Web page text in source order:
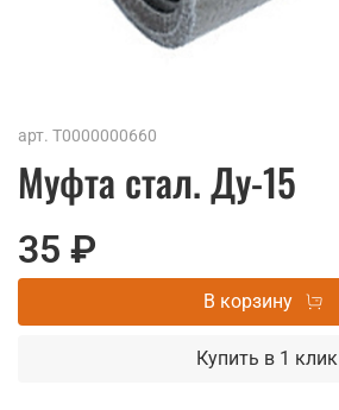
арт. Т0000000660
Муфта стал. Ду-15
35 ₽
В корзину
Купить в 1 клик